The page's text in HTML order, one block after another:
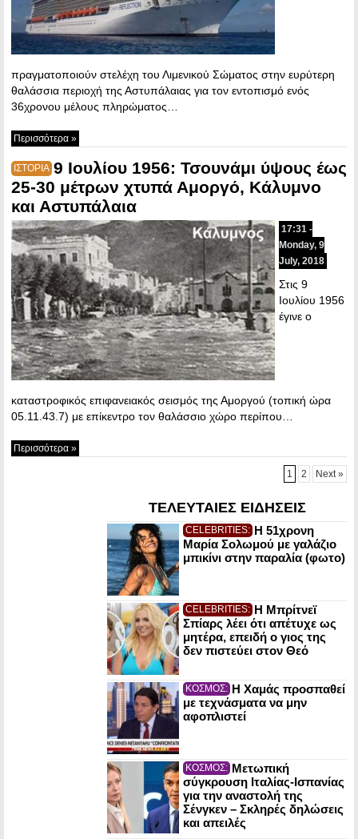
πραγματοποιούν στελέχη του Λιμενικού Σώματος στην ευρύτερη
θαλάσσια περιοχή της Αστυπάλαιας για τον εντοπισμό ενός
36χρονου μέλους πληρώματος…
Περισσότερα »
ΙΣΤΟΡΙΑ 9 Ιουλίου 1956: Τσουνάμι ύψους έως
25-30 μέτρων χτυπά Αμοργό, Κάλυμνο
και Αστυπάλαια
17:31 -
Monday, 9
July, 2018
Στις 9
Ιουλίου 1956
έγινε ο
καταστροφικός επιφανειακός σεισμός της Αμοργού (τοπική ώρα
05.11.43.7) με επίκεντρο τον θαλάσσιο χώρο περίπου…
Περισσότερα »
1 2 Next »
ΤΕΛΕΥΤΑΙΕΣ ΕΙΔΗΣΕΙΣ
CELEBRITIES: Η 51χρονη
Μαρία Σολωμού με γαλάζιο
μπικίνι στην παραλία (φωτο)
CELEBRITIES: Η Μπρίτνεϊ
Σπίαρς λέει ότι απέτυχε ως
μητέρα, επειδή ο γιος της
δεν πιστεύει στον Θεό
ΚΟΣΜΟΣ: Η Χαμάς προσπαθεί
με τεχνάσματα να μην
αφοπλιστεί
ΚΟΣΜΟΣ: Μετωπική
σύγκρουση Ιταλίας-Ισπανίας
για την αναστολή της
Σένγκεν – Σκληρές δηλώσεις
και απειλές